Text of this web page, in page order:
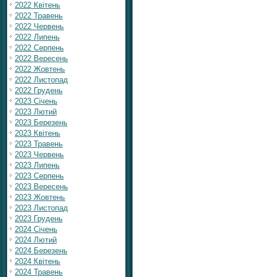
2022 Квітень
2022 Травень
2022 Червень
2022 Липень
2022 Серпень
2022 Вересень
2022 Жовтень
2022 Листопад
2022 Грудень
2023 Січень
2023 Лютий
2023 Березень
2023 Квітень
2023 Травень
2023 Червень
2023 Липень
2023 Серпень
2023 Вересень
2023 Жовтень
2023 Листопад
2023 Грудень
2024 Січень
2024 Лютий
2024 Березень
2024 Квітень
2024 Травень